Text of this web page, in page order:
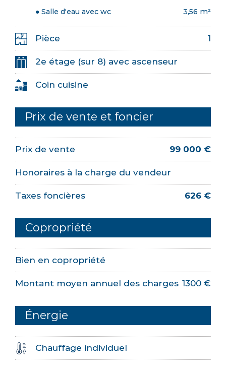
● Salle d'eau avec wc
3,56 m²
Pièce 1
2e étage (sur 8) avec ascenseur
Coin cuisine
Prix de vente et foncier
Prix de vente 99 000 €
Honoraires à la charge du vendeur
Taxes foncières 626 €
Copropriété
Bien en copropriété
Montant moyen annuel des charges 1300 €
Énergie
Chauffage individuel